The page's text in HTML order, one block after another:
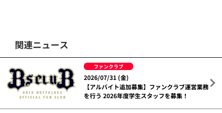
関連ニュース
ファンクラブ
2026/07/31 (金)
【アルバイト追加募集】ファンクラブ運営業務
を行う 2026年度学生スタッフを募集！